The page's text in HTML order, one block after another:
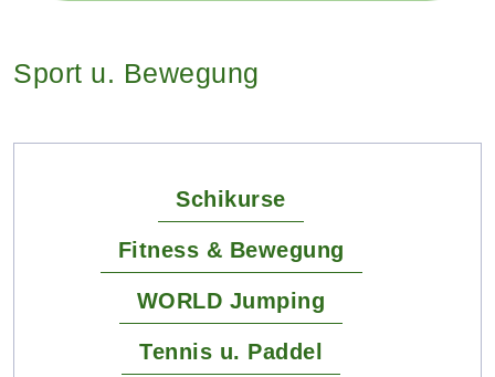
Sport u. Bewegung
Schikurse
Fitness & Bewegung
WORLD Jumping
Tennis u. Paddel